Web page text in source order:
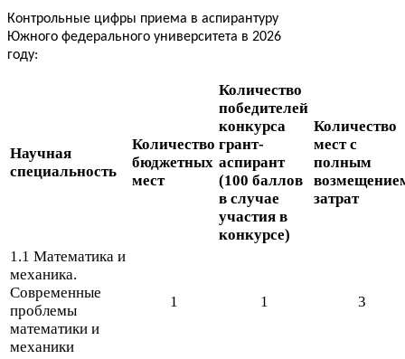
Контрольные цифры приема в аспирантуру
Южного федерального университета в 2026
году:
Научная
специальность
Количество
бюджетных
мест
Количество
победителей
конкурса
грант-​
аспирант
(100 баллов
в случае
участия в
конкурсе)
Количество
мест с
полным
затрат
1.1 Математика и
механика.
Современные
проблемы
математики и
механики
1 1 3